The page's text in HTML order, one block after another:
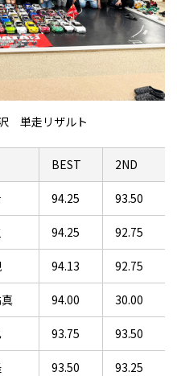
単走リザルト
BEST 2ND
94.25 93.50
94.25 92.75
94.13 92.75
94.00 30.00
93.75 93.50
93.50 93.25